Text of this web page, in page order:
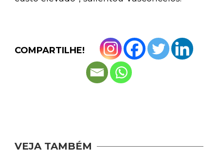
COMPARTILHE!
VEJA TAMBÉM